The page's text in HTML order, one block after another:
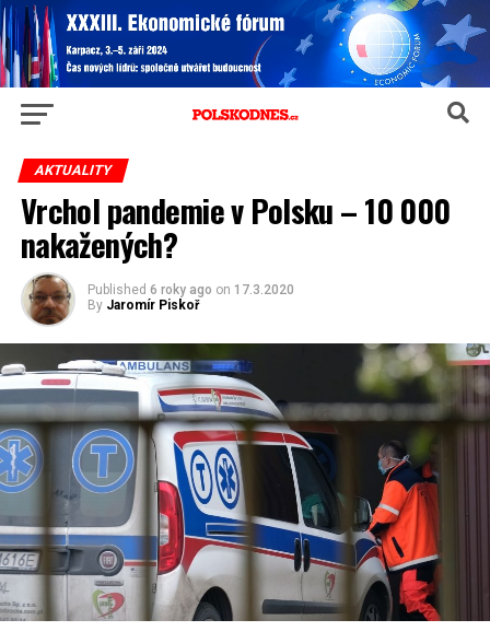
AKTUALITY
Vrchol pandemie v Polsku – 10 000
nakažených?
Published 6 roky ago on 17.3.2020
By Jaromír Piskoř